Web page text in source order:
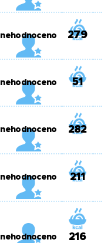
nehodnoceno 279
nehodnoceno 51
nehodnoceno 282
nehodnoceno 211
nehodnoceno 216